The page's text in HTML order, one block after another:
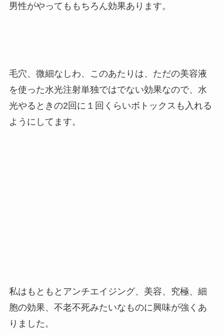
男性がやってももちろん効果あります。
毛穴、微細なしわ、このあたりは、ただの美容液
を使った水光注射単独ではでない効果なので、水
光やるときの2 回に１回くらいボトックスも入れる
ようにしてます。
私はもともとアンチエイジング、美容、究極、細
胞の効果、不老不死みたいなものに興味が強くあ
りました。